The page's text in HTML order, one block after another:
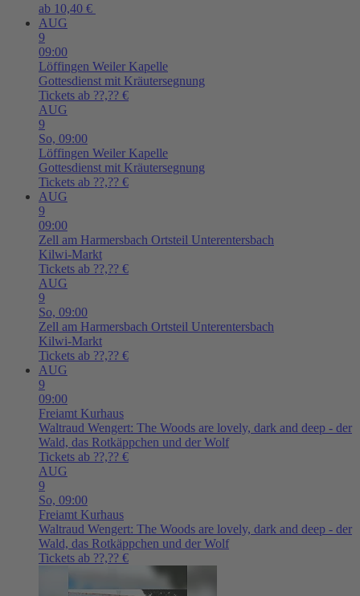
ab 10,40 €
AUG
9
09:00
Löffingen Weiler Kapelle
Gottesdienst mit Kräutersegnung
Tickets ab ??,?? €
AUG
9
So, 09:00
Löffingen Weiler Kapelle
Gottesdienst mit Kräutersegnung
Tickets ab ??,?? €
AUG
9
09:00
Zell am Harmersbach Ortsteil Unterentersbach
Kilwi-Markt
Tickets ab ??,?? €
AUG
9
So, 09:00
Zell am Harmersbach Ortsteil Unterentersbach
Kilwi-Markt
Tickets ab ??,?? €
AUG
9
09:00
Freiamt Kurhaus
Waltraud Wengert: The Woods are lovely, dark and deep - der
Wald, das Rotkäppchen und der Wolf
Tickets ab ??,?? €
AUG
9
So, 09:00
Freiamt Kurhaus
Waltraud Wengert: The Woods are lovely, dark and deep - der
Wald, das Rotkäppchen und der Wolf
Tickets ab ??,?? €